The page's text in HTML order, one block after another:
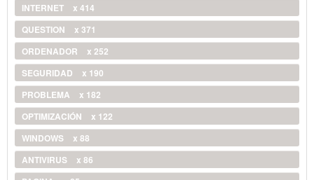
INTERNET
x 414
QUESTION
x 371
ORDENADOR
x 252
SEGURIDAD
x 190
PROBLEMA
x 182
OPTIMIZACIÓN
x 122
WINDOWS
x 88
ANTIVIRUS
x 86